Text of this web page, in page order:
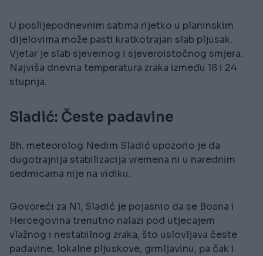
U poslijepodnevnim satima rijetko u planinskim
dijelovima može pasti kratkotrajan slab pljusak.
Vjetar je slab sjevernog i sjeveroistočnog smjera.
Najviša dnevna temperatura zraka između 18 i 24
stupnja.
Sladić: Česte padavine
Bh. meteorolog Nedim Sladić upozorio je da
dugotrajnija stabilizacija vremena ni u narednim
sedmicama nije na vidiku.
Govoreći za N1, Sladić je pojasnio da se Bosna i
Hercegovina trenutno nalazi pod utjecajem
vlažnog i nestabilnog zraka, što uslovljava česte
padavine, lokalne pljuskove, grmljavinu, pa čak i